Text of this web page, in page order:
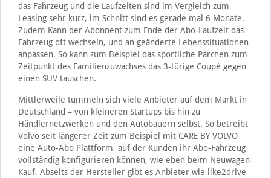
das Fahrzeug und die Laufzeiten sind im Vergleich zum
Leasing sehr kurz, im Schnitt sind es gerade mal 6 Monate.
Zudem Kann der Abonnent zum Ende der Abo-Laufzeit das
Fahrzeug oft wechseln, und an geänderte Lebenssituationen
anpassen. So kann zum Beispiel das sportliche Pärchen zum
Zeitpunkt des Familienzuwachses das 3-türige Coupé gegen
einen SUV tauschen.
Mittlerweile tummeln sich viele Anbieter auf dem Markt in
Deutschland – von kleineren Startups bis hin zu
Händlernetzwerken und den Autobauern selbst. So betreibt
Volvo seit längerer Zeit zum Beispiel mit CARE BY VOLVO
eine Auto-Abo Plattform, auf der Kunden ihr Abo-Fahrzeug
vollständig konfigurieren können, wie eben beim Neuwagen-
Kauf. Abseits der Hersteller gibt es Anbieter wie like2drive